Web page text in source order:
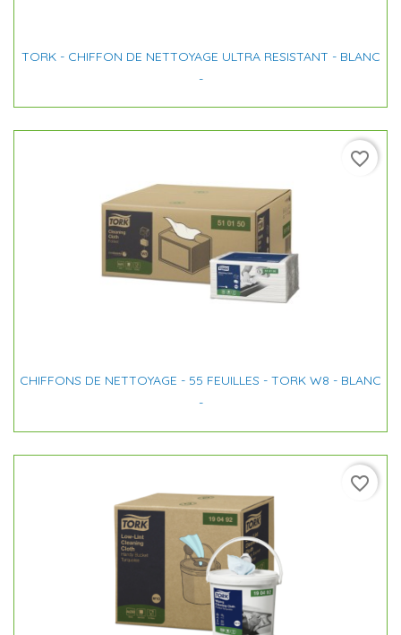
TORK - CHIFFON DE NETTOYAGE ULTRA RESISTANT - BLANC
-
CHIFFONS DE NETTOYAGE - 55 FEUILLES - TORK W8 - BLANC
-
favorite_border
favorite_border